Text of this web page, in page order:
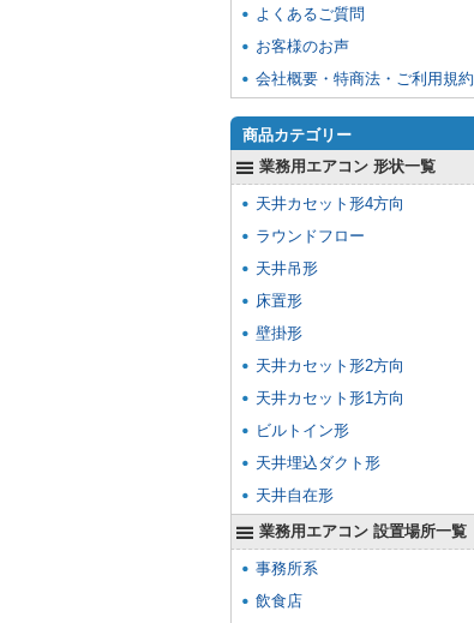
よくあるご質問
お客様のお声
会社概要・特商法・ご利用規約
商品カテゴリー
業務用エアコン 形状一覧
天井カセット形4方向
ラウンドフロー
天井吊形
床置形
壁掛形
天井カセット形2方向
天井カセット形1方向
ビルトイン形
天井埋込ダクト形
天井自在形
業務用エアコン 設置場所一覧
事務所系
飲食店